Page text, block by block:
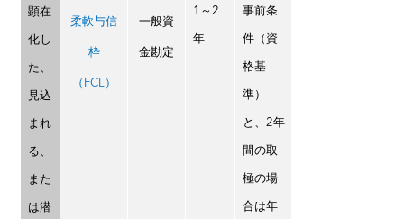
顕在
化し
た、
見込
まれ
る、
また
は潜
柔軟与信
枠
（FCL）
一般資
金勘定
1～2
年
事前条
件（資
格基
準）
と、2年
間の取
極の場
合は年